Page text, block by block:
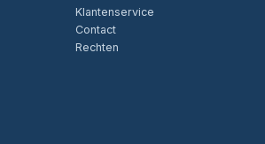
Klantenservice
Contact
Rechten